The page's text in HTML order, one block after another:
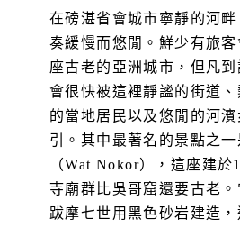
在磅湛省會城市寧靜的河
奏緩慢而悠閒。鮮少有旅
座古老的亞洲城市，但凡
會很快被這裡靜謐的街道
的當地居民以及悠閒的河
引。其中最著名的景點之
（Wat Nokor），這座建於
寺廟群比吳哥窟還要古老
跋摩七世用黑色砂岩建造